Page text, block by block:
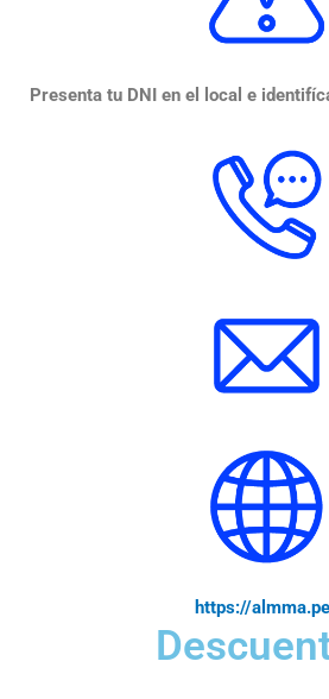
Presenta tu DNI en el local e
https://